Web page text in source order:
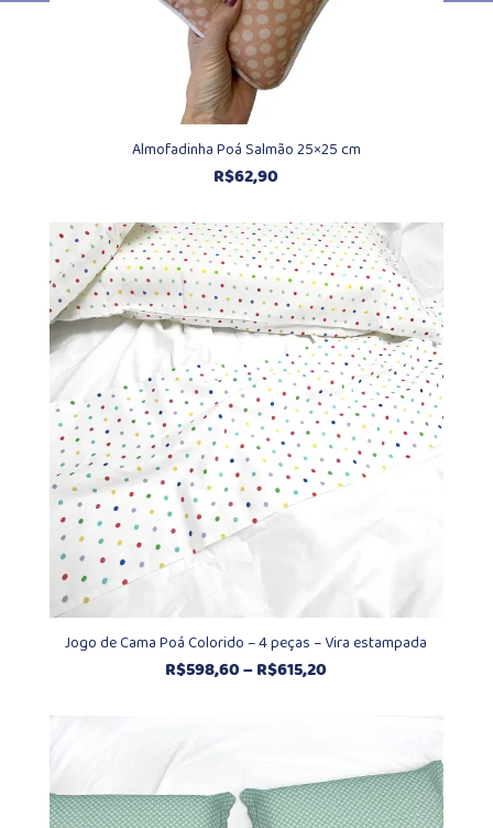
Almofadinha Poá Salmão 25×25 cm
R$62,90
Jogo de Cama Poá Colorido – 4 peças – Vira estampada
R$598,60–R$615,20
através
R$615,20